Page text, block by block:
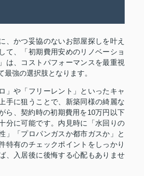
、かつ妥協のないお部屋探しを叶え
て、「初期費用安めのリノベーショ
は、コストパフォーマンスを最重視
最強の選択肢となります。
」や「フリーレント」といったキャ
手に狙うことで、新築同様の綺麗な
ら、契約時の初期費用を10万円以下
分に可能です。内見時に「水回りの
」「プロパンガスか都市ガスか」と
特有のチェックポイントをしっかり
、入居後に後悔する心配もありませ